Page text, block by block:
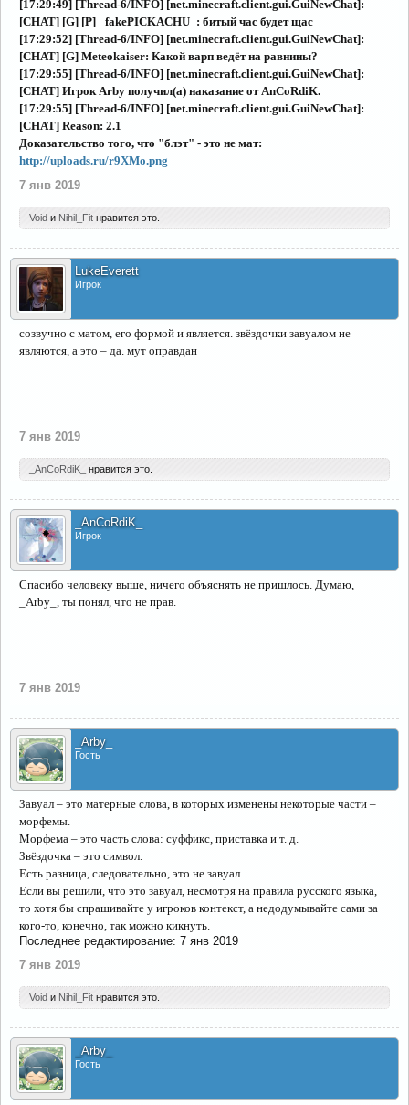
[17:29:49] [Thread-6/INFO] [net.minecraft.client.gui.GuiNewChat]:
[CHAT] [G] [P] _fakePICKACHU_: битый час будет щас
[17:29:52] [Thread-6/INFO] [net.minecraft.client.gui.GuiNewChat]:
[CHAT] [G] Meteokaiser: Какой варп ведёт на равнины?
[17:29:55] [Thread-6/INFO] [net.minecraft.client.gui.GuiNewChat]:
[CHAT] Игрок Arby получил(а) наказание от AnCoRdiK.
[17:29:55] [Thread-6/INFO] [net.minecraft.client.gui.GuiNewChat]:
[CHAT] Reason: 2.1
Доказательство того, что "блэт" - это не мат:
http://uploads.ru/r9XMo.png
7 янв 2019
Void и Nihil_Fit нравится это.
LukeEverett
Игрок
созвучно с матом, его формой и является. звёздочки завуалом не
являются, а это – да. мут оправдан
7 янв 2019
_AnCoRdiK_ нравится это.
_AnCoRdiK_
Игрок
Спасибо человеку выше, ничего объяснять не пришлось. Думаю,
_Arby_, ты понял, что не прав.
7 янв 2019
_Arby_
Гость
Завуал – это матерные слова, в которых изменены некоторые части –
морфемы.
Морфема – это часть слова: суффикс, приставка и т. д.
Звёздочка – это символ.
Есть разница, следовательно, это не завуал
Если вы решили, что это завуал, несмотря на правила русского языка,
то хотя бы спрашивайте у игроков контекст, а недодумывайте сами за
кого-то, конечно, так можно кикнуть.
Последнее редактирование: 7 янв 2019
7 янв 2019
Void и Nihil_Fit нравится это.
_Arby_
Гость